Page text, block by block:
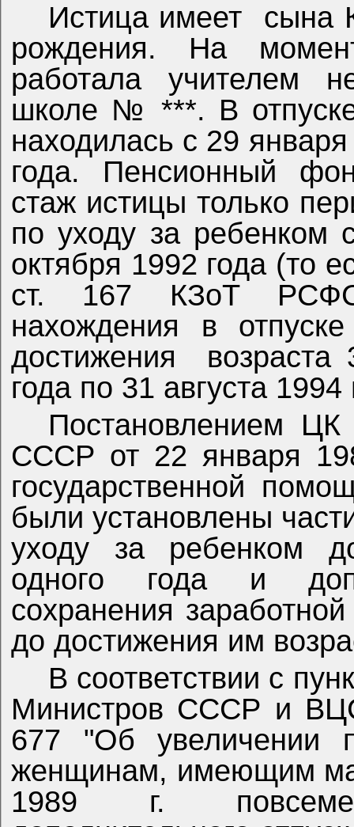
Истица имеет
сына
рождения. На
работала учителем
школе № ***. В
находилась с 29
года. Пенсионный
стаж истицы только
по уходу за ребенком
октября 1992 года (то
ст. 167 КЗоТ
нахождения в
достижения
года по 31 августа 1994
Постановлением
СССР от 22 января
государственной
были установлены
уходу за ребенком
одного года и
сохранения
до достижения им
В соответствии с
Министров СССР и
677 "Об увеличении
женщинам, имеющим
1989 г.